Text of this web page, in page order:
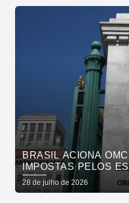
BRASIL ACIONA
IMPOSTAS PELOS
28 de julho de 2026